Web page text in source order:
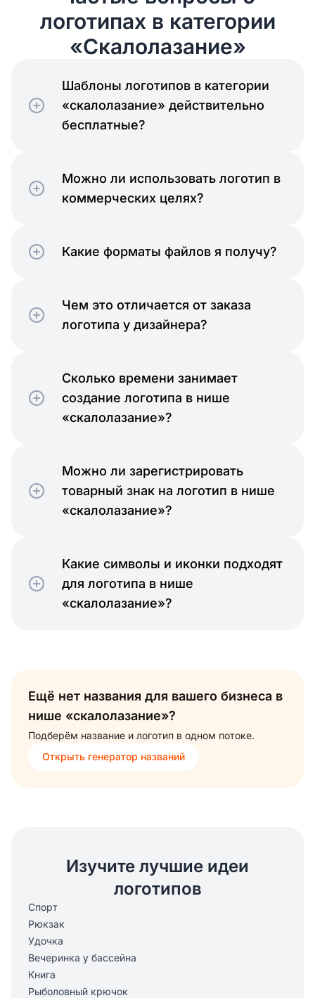
логотипах в категории
«Скалолазание»
Шаблоны логотипов в категории
«скалолазание» действительно
бесплатные?
Можно ли использовать логотип в
коммерческих целях?
Какие форматы файлов я получу?
Чем это отличается от заказа
логотипа у дизайнера?
Сколько времени занимает
создание логотипа в нише
«скалолазание»?
Можно ли зарегистрировать
товарный знак на логотип в нише
«скалолазание»?
Какие символы и иконки подходят
для логотипа в нише
«скалолазание»?
Ещё нет названия для вашего бизнеса в
нише «скалолазание»?
Подберём название и логотип в одном потоке.
Открыть генератор названий
Изучите лучшие идеи
логотипов
Спорт
Рюкзак
Удочка
Вечеринка у бассейна
Книга
Рыболовный крючок